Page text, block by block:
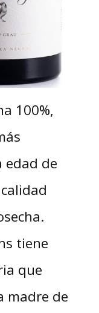
100%,
edad de
tiene
que
madre de